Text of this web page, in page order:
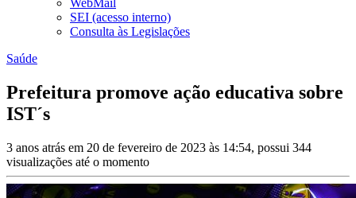
WebMail
SEI (acesso interno)
Consulta às Legislações
Saúde
Prefeitura promove ação educativa sobre
IST´s
3 anos atrás em 20 de fevereiro de 2023 às 14:54, possui 344
visualizações até o momento